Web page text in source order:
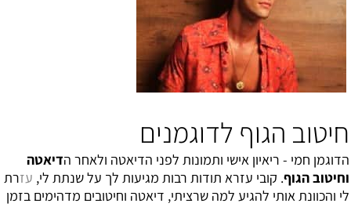
חיטוב הגוף לדוגמנים
הדוגמן חמי - ריאיון אישי ותמונות לפני הדיאטה ולאחר הדיאטה
וחיטוב הגוף. קובי עזרא תודות רבות מגיעות לך על שנתת לי, עזרת
לי והכוונת אותי להגיע למה שרציתי, דיאטה וחיטובים מדהימים בזמן